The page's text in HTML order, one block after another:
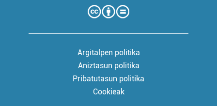
Argitalpen politika
Aniztasun politika
Pribatutasun politika
Cookieak